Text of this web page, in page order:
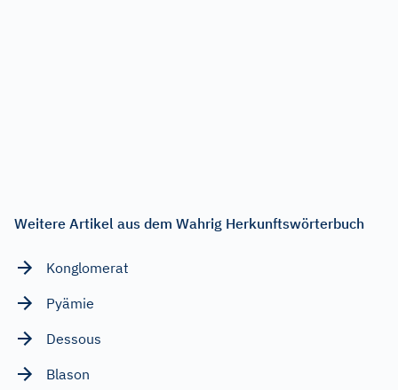
Weitere Artikel aus dem Wahrig Herkunftswörterbuch
Konglomerat
Pyämie
Dessous
Blason